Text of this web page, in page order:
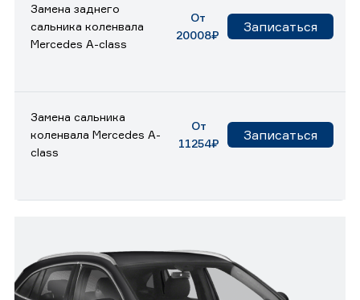
Замена заднего
сальника коленвала
Mercedes A-class
От
20008₽
Записаться
Замена сальника
коленвала Mercedes A-
class
От
11254₽
Записаться